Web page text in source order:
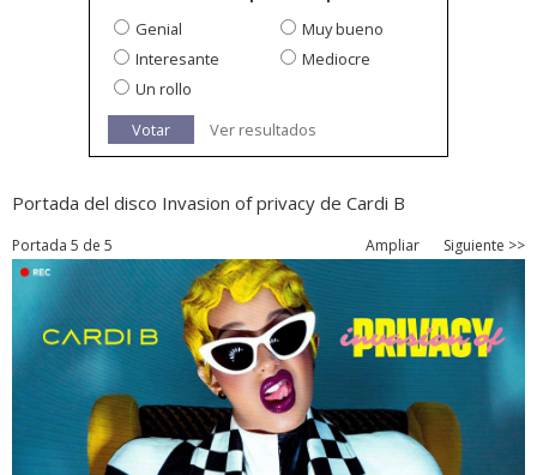
Genial
Muy bueno
Interesante
Mediocre
Un rollo
Votar
Ver resultados
Portada del disco Invasion of privacy de Cardi B
Portada 5 de 5 Ampliar Siguiente >>